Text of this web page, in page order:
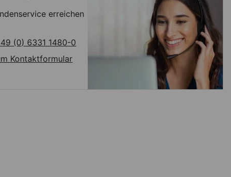
erreichen
(0) 6331 1480-0
Kontaktformular